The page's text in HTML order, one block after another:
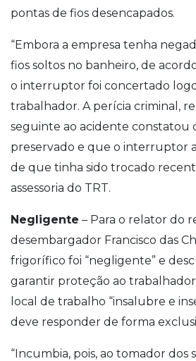
pontas de fios desencapados.
“Embora a empresa tenha
fios soltos no banheiro, de
o interruptor foi concertado
trabalhador. A perícia criminal,
seguinte ao acidente constatou
preservado e que o interruptor
de que tinha sido trocado
assessoria do TRT.
Negligente – Para o relator do
desembargador Francisco das
frigorífico foi “negligente” e
garantir proteção ao
local de trabalho “insalubre e
deve responder de forma
“Incumbia, pois, ao tomador dos